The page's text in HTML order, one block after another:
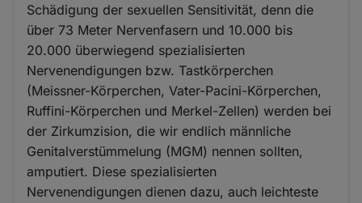
Schädigung der sexuellen Sensitivität, denn die
über 73 Meter Nervenfasern und 10.000 bis
20.000 überwiegend spezialisierten
Nervenendigungen bzw. Tastkörperchen
(Meissner-Körperchen, Vater-Pacini-Körperchen,
Ruffini-Körperchen und Merkel-Zellen) werden bei
der Zirkumzision, die wir endlich männliche
Genitalverstümmelung (MGM) nennen sollten,
amputiert. Diese spezialisierten
Nervenendigungen dienen dazu, auch leichteste